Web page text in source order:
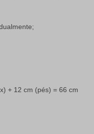
+ 12 cm (pés) = 66 cm